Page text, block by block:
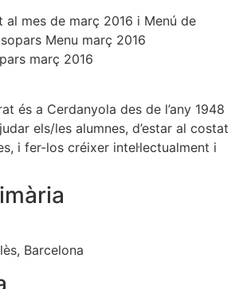
al mes de març 2016 i Menú de
Menu març 2016
març 2016
és a Cerdanyola des de l’any 1948
els/les alumnes, d’estar al costat
i fer-los créixer intel·lectualment i
Barcelona